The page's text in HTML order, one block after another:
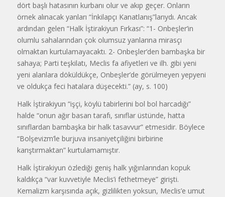
dört başlı hatasının kurbanı olur ve akıp geçer. Onların
örnek alınacak yanları “İnkilapçı Kanatlanış”larıydı. Ancak
ardından gelen “Halk İştirakiyun Fırkası”: “1- Onbeşler’in
olumlu sahalarından çok olumsuz yanlarına mirasçı
olmaktan kurtulamayacaktı. 2- Onbeşler’den bambaşka bir
sahaya; Parti teşkilatı, Meclis fa afiyetleri ve ilh. gibi yeni
yeni alanlara dö­küldükçe, Onbeşler’de görülmeyen yepyeni
ve oldukça feci hatalara düşecekti.” (ay, s. 100)
Halk İştirakiyun “işçi, köylü tabirlerini bol bol harcadığı”
halde “onun ağır basan tarafı, sınıflar üstünde, hatta
sınıflardan bambaşka bir halk tasavvur” etmesidir. Böylece
“Bolşevizm’le burjuva insaniyetçiliğini birbirine
karıştırmaktan” kurtulamamıştır.
Halk İştirakiyun özlediği geniş halk yığınlarından kopuk
kaldıkça “var kuvvetiyle Meclis’i fethetmeye” girişti.
Kemalizm karşısında açık, gizlilikten yoksun, Meclis’e umut